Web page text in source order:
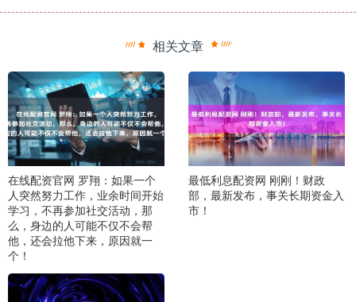
相关文章
在线配资官网 罗翔：如果一个
人突然努力工作，业余时间开始
学习，不再参加社交活动，那
么，身边的人可能不仅不会帮
他，还会拉他下来，原因就一
个！
最低利息配资网 刚刚！财政
部，最新发布，事关长期资金入
市！